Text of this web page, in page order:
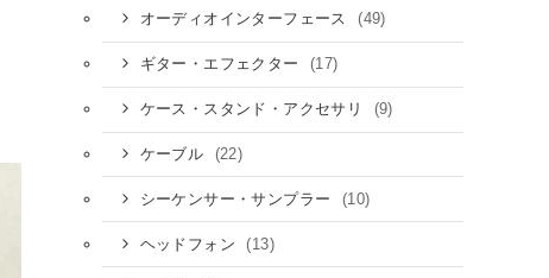
オーディオインターフェース (49)
ギター・エフェクター (17)
ケース・スタンド・アクセサリ (9)
ケーブル (22)
シーケンサー・サンプラー (10)
ヘッドフォン (13)